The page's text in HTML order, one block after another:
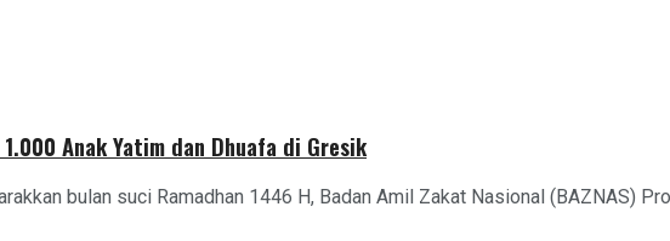
Anak Yatim dan Dhuafa di Gresik
bulan suci Ramadhan 1446 H, Badan Amil Zakat Nasional (BAZNAS)